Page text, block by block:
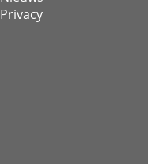
Privacy